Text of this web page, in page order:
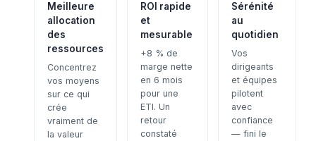
Meilleure
allocation
des
ressources
Concentrez
vos moyens
sur ce qui
crée
vraiment de
la valeur
ROI rapide
et
mesurable
+8 % de
marge nette
en 6 mois
pour une
ETI. Un
retour
constaté
Sérénité
au
quotidien
Vos
dirigeants
et équipes
pilotent
avec
confiance
— fini le